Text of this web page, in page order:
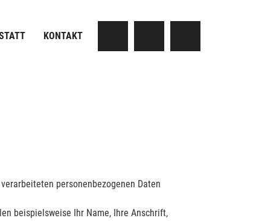
KONTAKT
personenbezogenen Daten
beispielsweise Ihr Name, Ihre Anschrift,